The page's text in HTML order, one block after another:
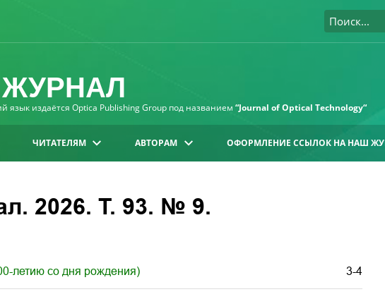
язык издаётся Optica Publishing Group под названием “Journal of Optical Technology“
ЧИТАТЕЛЯМ АВТОРАМ ОФОРМЛЕНИЕ ССЫЛОК НА НАШ
2026. Т. 93. № 9.
летию со дня рождения) 3-4